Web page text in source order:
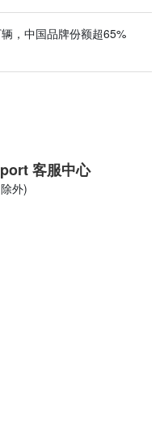
，中国品牌份额超65%
客服中心
外)